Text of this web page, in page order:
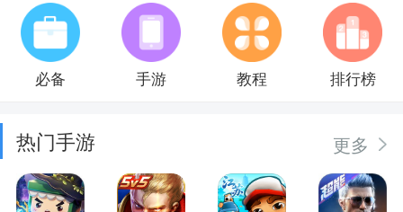
必备 手游 教程 排行榜
热门手游 更多